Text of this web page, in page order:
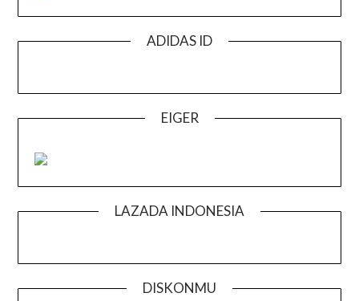
ADIDAS ID
EIGER
LAZADA INDONESIA
DISKONMU